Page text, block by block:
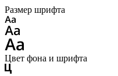
Размер шрифта
Цвет фона и шрифта